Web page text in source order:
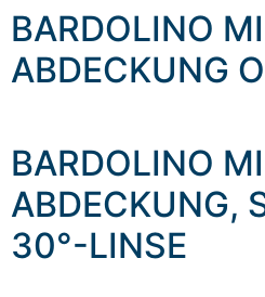
content
BARDOLINO
ABDECKUNG
BARDOLINO
ABDECKUNG,
30°-LINSE